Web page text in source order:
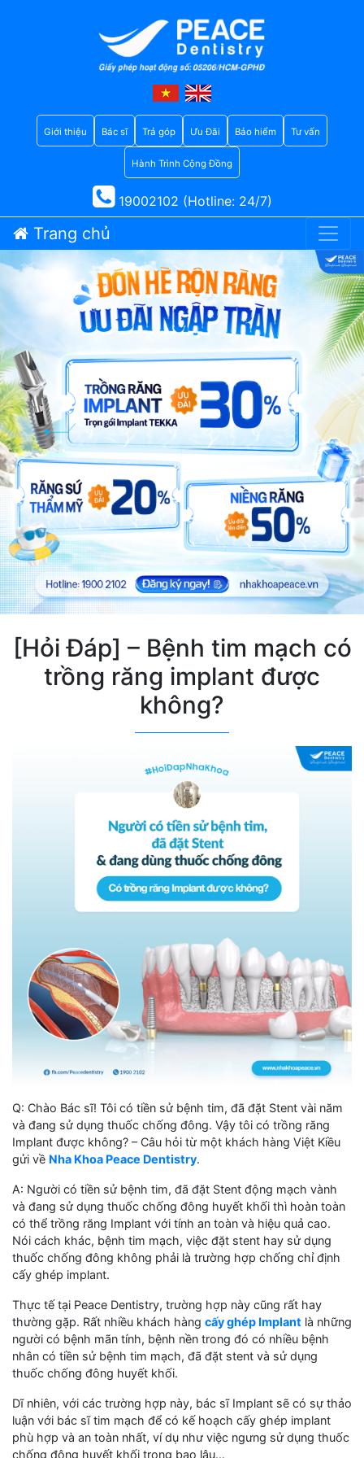
Giới thiệu Bác sĩ Trả góp Ưu Đãi Bảo hiểm Tư vấn
Hành Trình Cộng Đồng
19002102 (Hotline: 24/7)
Trang chủ
[Hỏi Đáp] – Bệnh tim mạch có
trồng răng implant được
không?
Q: Chào Bác sĩ! Tôi có tiền sử bệnh tim, đã đặt Stent vài năm
và đang sử dụng thuốc chống đông. Vậy tôi có trồng răng
Implant được không? – Câu hỏi từ một khách hàng Việt Kiều
gửi về Nha Khoa Peace Dentistry.
A: Người có tiền sử bệnh tim, đã đặt Stent động mạch vành
và đang sử dụng thuốc chống đông huyết khối thì hoàn toàn
có thể trồng răng Implant với tính an toàn và hiệu quả cao.
Nói cách khác, bệnh tim mạch, việc đặt stent hay sử dụng
thuốc chống đông không phải là trường hợp chống chỉ định
cấy ghép implant.
Thực tế tại Peace Dentistry, trường hợp này cũng rất hay
thường gặp. Rất nhiều khách hàng cấy ghép Implant là những
người có bệnh mãn tính, bệnh nền trong đó có nhiều bệnh
nhân có tiền sử bệnh tim mạch, đã đặt stent và sử dụng
thuốc chống đông huyết khối.
Dĩ nhiên, với các trường hợp này, bác sĩ Implant sẽ có sự thảo
luận với bác sĩ tim mạch để có kế hoạch cấy ghép implant
phù hợp và an toàn nhất, ví dụ như việc ngưng sử dụng thuốc
chống đông huyết khối trong bao lâu…